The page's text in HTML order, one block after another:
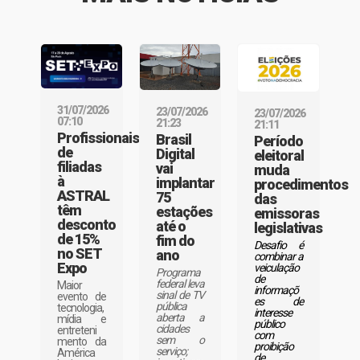
31/07/2026
07:10
Profissionais
de
filiadas
à
ASTRAL
têm
desconto
de 15%
no SET
Expo
Maior
evento de
tecnologia,
mídia e
entreteni
mento da
América
23/07/2026
21:23
Brasil
Digital
vai
implantar
75
estações
até o
fim do
ano
Programa
federal leva
sinal de TV
pública
aberta a
cidades
sem o
serviço;
23/07/2026
21:11
Período
eleitoral
muda
procedimentos
das
emissoras
legislativas
Desafio é
combinar a
veiculação
de
informaçõ
es de
interesse
público
com
proibição